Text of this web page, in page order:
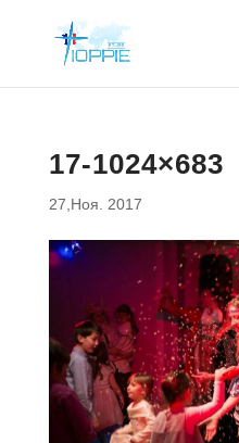
17-1024×683
27,Ноя. 2017